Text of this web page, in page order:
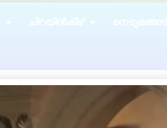
ചിറയിൻകീഴ് നെടുമങ്ങാട്